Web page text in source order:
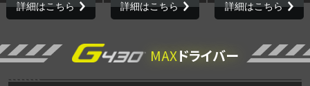
詳細はこちら 詳細はこちら 詳細はこちら
MAXドライバー